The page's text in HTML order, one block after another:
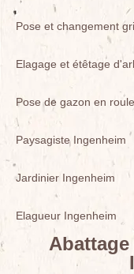
Pose et changement
Elagage et étêtage
Pose de gazon en
Paysagiste Ingenheim
Jardinier Ingenheim
Elagueur Ingenheim